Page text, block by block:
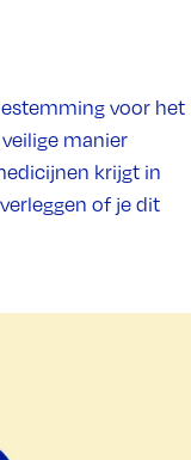
voor het
manier
krijgt in
of je dit